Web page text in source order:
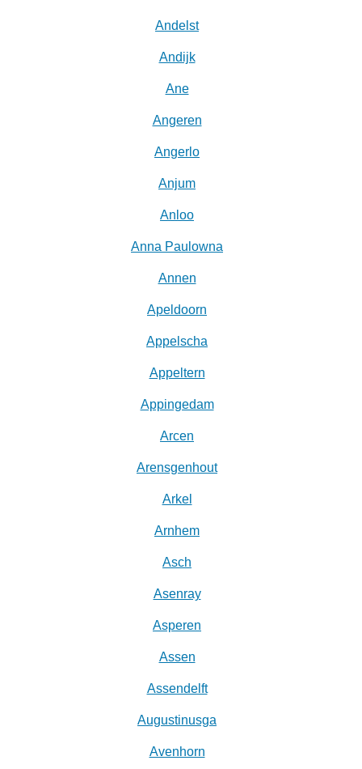
Andelst
Andijk
Ane
Angeren
Angerlo
Anjum
Anloo
Anna Paulowna
Annen
Apeldoorn
Appelscha
Appeltern
Appingedam
Arcen
Arensgenhout
Arkel
Arnhem
Asch
Asenray
Asperen
Assen
Assendelft
Augustinusga
Avenhorn